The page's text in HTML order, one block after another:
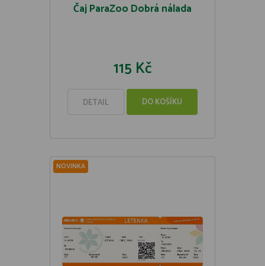
Čaj ParaZoo Dobrá nálada
115 Kč
DETAIL DO KOŠÍKU
NOVINKA